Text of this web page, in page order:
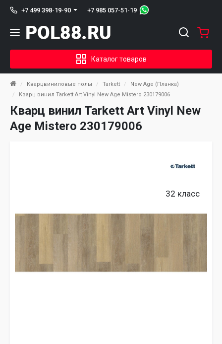
+7 499 398-19-90 +7 985 057-51-19
Каталог товаров
Кварцвиниловые полы Tarkett
New Age (Планка)
Кварц винил Tarkett Art Vinyl New Age Mistero 230179006
Кварц винил Tarkett Art Vinyl New
Age Mistero 230179006
32 класс